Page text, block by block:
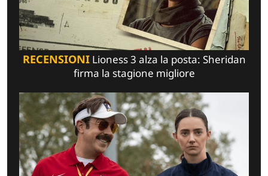
RECENSIONILioness 3 alza la posta: Sheridan
firma la stagione migliore